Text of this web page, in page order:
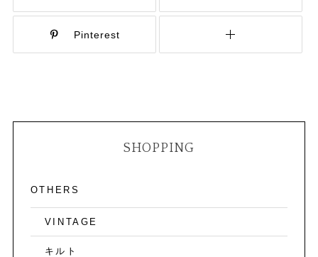
Pinterest
SHOPPING
OTHERS
VINTAGE
キルト